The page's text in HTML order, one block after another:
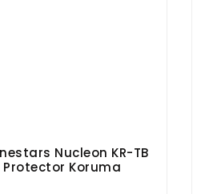
Nucleon KR-TB
Protector Koruma